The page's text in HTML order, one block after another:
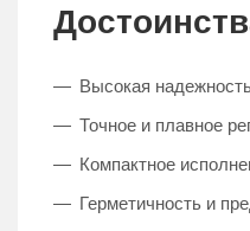
Высокая
Точное и плавное
Компактное
Герметичность и